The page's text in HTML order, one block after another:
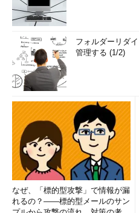
フォルダーリダ
管理する (1/2)
なぜ、「標的型攻撃」で情報が漏
れるの？――標的型メールのサン